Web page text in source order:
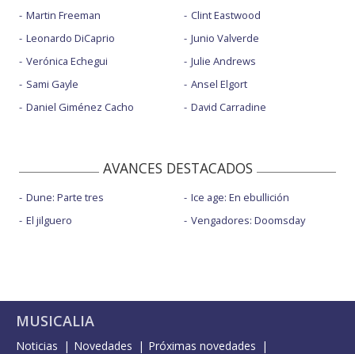
Martin Freeman
Leonardo DiCaprio
Verónica Echegui
Sami Gayle
Daniel Giménez Cacho
Clint Eastwood
Junio Valverde
Julie Andrews
Ansel Elgort
David Carradine
AVANCES DESTACADOS
Dune: Parte tres
El jilguero
Ice age: En ebullición
Vengadores: Doomsday
MUSICALIA
Noticias Novedades
Próximas novedades